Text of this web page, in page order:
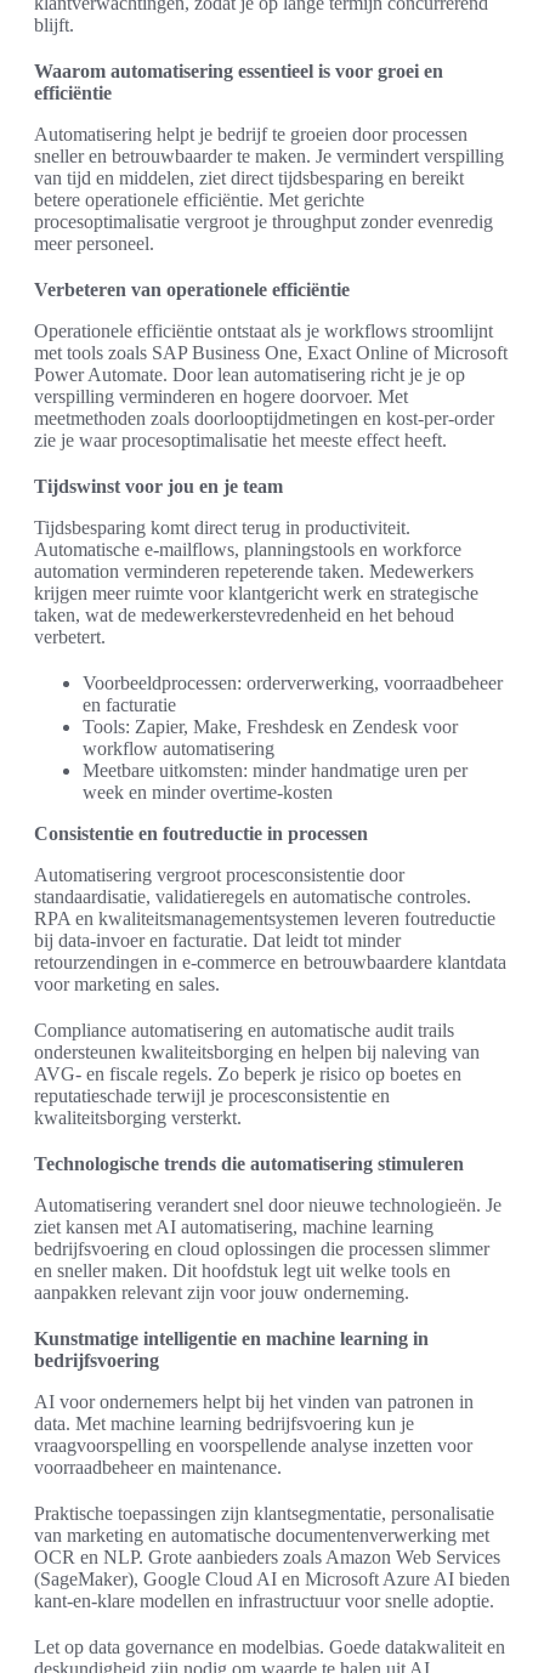
blijft.
Waarom automatisering essentieel is voor groei en
efficiëntie
Automatisering helpt je bedrijf te groeien door processen
sneller en betrouwbaarder te maken. Je vermindert verspilling
van tijd en middelen, ziet direct tijdsbesparing en bereikt
betere operationele efficiëntie. Met gerichte
procesoptimalisatie vergroot je throughput zonder evenredig
meer personeel.
Verbeteren van operationele efficiëntie
Operationele efficiëntie ontstaat als je workflows stroomlijnt
met tools zoals SAP Business One, Exact Online of Microsoft
Power Automate. Door lean automatisering richt je je op
verspilling verminderen en hogere doorvoer. Met
meetmethoden zoals doorlooptijdmetingen en kost-per-order
zie je waar procesoptimalisatie het meeste effect heeft.
Tijdswinst voor jou en je team
Tijdsbesparing komt direct terug in productiviteit.
Automatische e-mailflows, planningstools en workforce
automation verminderen repeterende taken. Medewerkers
krijgen meer ruimte voor klantgericht werk en strategische
taken, wat de medewerkerstevredenheid en het behoud
verbetert.
Voorbeeldprocessen: orderverwerking, voorraadbeheer
en facturatie
Tools: Zapier, Make, Freshdesk en Zendesk voor
workflow automatisering
Meetbare uitkomsten: minder handmatige uren per
week en minder overtime-kosten
Consistentie en foutreductie in processen
Automatisering vergroot procesconsistentie door
standaardisatie, validatieregels en automatische controles.
RPA en kwaliteitsmanagementsystemen leveren foutreductie
bij data-invoer en facturatie. Dat leidt tot minder
retourzendingen in e-commerce en betrouwbaardere klantdata
voor marketing en sales.
Compliance automatisering en automatische audit trails
ondersteunen kwaliteitsborging en helpen bij naleving van
AVG- en fiscale regels. Zo beperk je risico op boetes en
reputatieschade terwijl je procesconsistentie en
kwaliteitsborging versterkt.
Technologische trends die automatisering stimuleren
Automatisering verandert snel door nieuwe technologieën. Je
ziet kansen met AI automatisering, machine learning
bedrijfsvoering en cloud oplossingen die processen slimmer
en sneller maken. Dit hoofdstuk legt uit welke tools en
aanpakken relevant zijn voor jouw onderneming.
Kunstmatige intelligentie en machine learning in
bedrijfsvoering
AI voor ondernemers helpt bij het vinden van patronen in
data. Met machine learning bedrijfsvoering kun je
vraagvoorspelling en voorspellende analyse inzetten voor
voorraadbeheer en maintenance.
Praktische toepassingen zijn klantsegmentatie, personalisatie
van marketing en automatische documentenverwerking met
OCR en NLP. Grote aanbieders zoals Amazon Web Services
(SageMaker), Google Cloud AI en Microsoft Azure AI bieden
kant-en-klare modellen en infrastructuur voor snelle adoptie.
Let op data governance en modelbias. Goede datakwaliteit en